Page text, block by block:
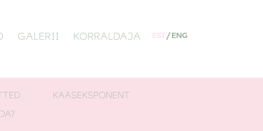
GALERII KORRALDAJA EST / ENG
KAASEKSPONENT